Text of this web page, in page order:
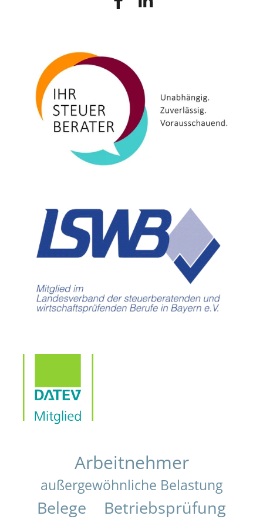
Arbeitnehmer
außergewöhnliche Belastung
Belege Betriebsprüfung